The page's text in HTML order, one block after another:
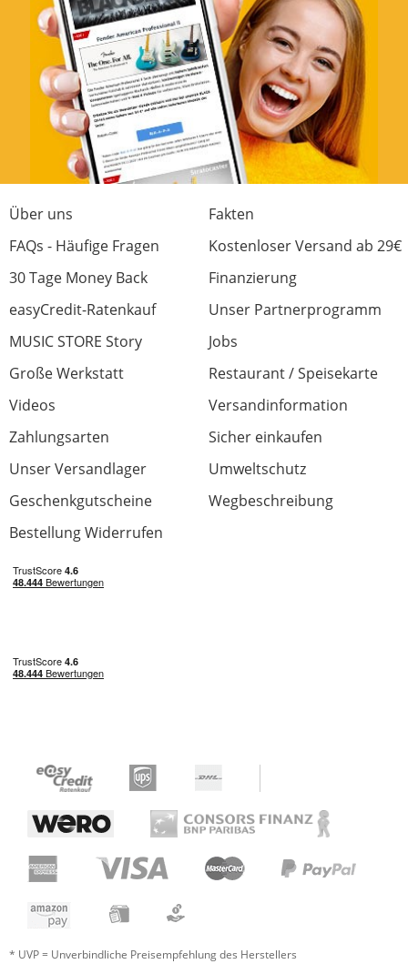
Über uns
Fakten
FAQs - Häufige Fragen
Kostenloser Versand ab 29€
30 Tage Money Back
Finanzierung
easyCredit-Ratenkauf
Unser Partnerprogramm
MUSIC STORE Story
Jobs
Große Werkstatt
Restaurant / Speisekarte
Videos
Versandinformation
Zahlungsarten
Sicher einkaufen
Unser Versandlager
Umweltschutz
Geschenkgutscheine
Wegbeschreibung
Bestellung Widerrufen
* UVP = Unverbindliche Preisempfehlung des Herstellers